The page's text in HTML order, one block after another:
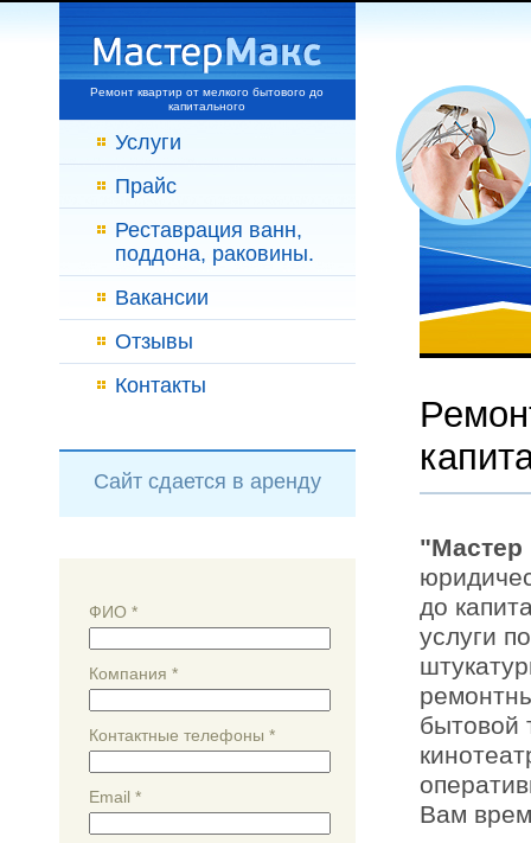
Ремонт квартир от мелкого бытового до
капитального
Услуги
Прайс
Реставрация ванн,
поддона, раковины.
Вакансии
Отзывы
Контакты
Сайт сдается в аренду
ФИО *
Компания *
Контактные телефоны *
Email *
"Мастер
до
услуги
бытовой
Вам